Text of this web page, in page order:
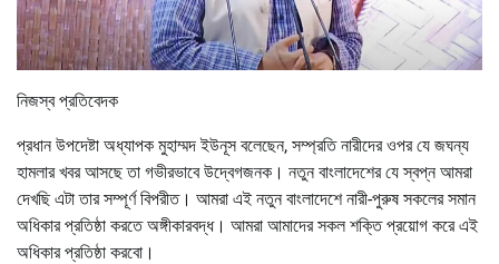
নিজস্ব প্রতিবেদক
প্রধান উপদেষ্টা অধ্যাপক মুহাম্মদ ইউনূস বলেছেন, সম্প্রতি নারীদের ওপর যে জঘন্য
হামলার খবর আসছে তা গভীরভাবে উদ্বেগজনক। নতুন বাংলাদেশের যে স্বপ্ন আমরা
দেখছি এটা তার সম্পূর্ণ বিপরীত। আমরা এই নতুন বাংলাদেশে নারী-পুরুষ সকলের সমান
অধিকার প্রতিষ্ঠা করতে অঙ্গীকারবদ্ধ। আমরা আমাদের সকল শক্তি প্রয়োগ করে এই
অধিকার প্রতিষ্ঠা করবো।